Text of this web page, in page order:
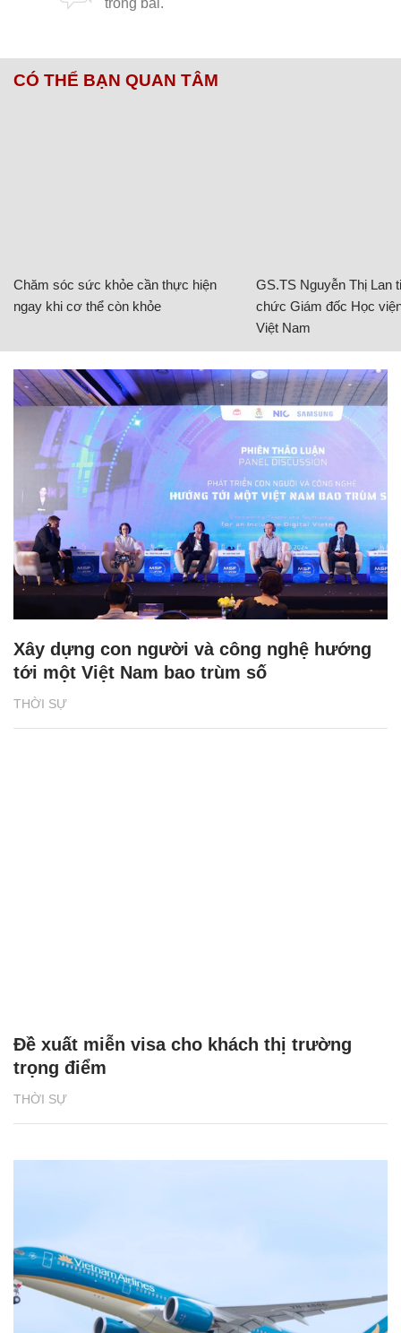
CÓ THỂ BẠN QUAN TÂM
Chăm sóc sức khỏe cần thực hiện
ngay khi cơ thể còn khỏe
GS.TS Nguyễn Thị Lan
chức Giám đốc Học
Việt Nam
THỜI SỰ
Xây dựng con người và công nghệ hướng
tới một Việt Nam bao trùm số
THỜI SỰ
Đề xuất miễn visa cho khách thị trường
trọng điểm